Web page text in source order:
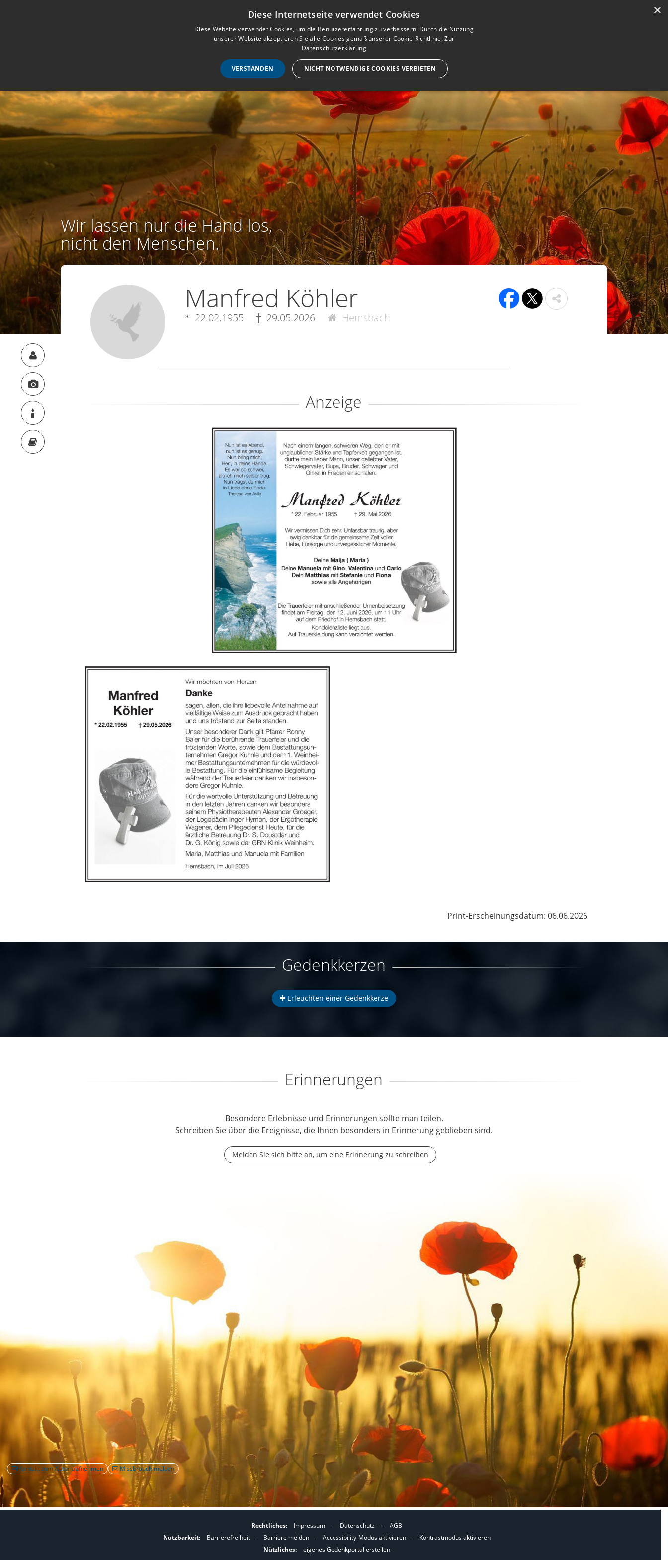
Musterbuch für Traueranzeigen
STARTSEITE HILFE IM TRAUERFALL
Wir lassen nur die Hand los,
nicht den Menschen.
Manfred Köhler
22.02.1955 29.05.2026 Hemsbach
Anzeige
Print-Erscheinungsdatum: 06.06.2026
Gedenkkerzen
Erleuchten einer Gedenkkerze
Erinnerungen
Besondere Erlebnisse und Erinnerungen sollte man teilen.
Schreiben Sie über die Ereignisse, die Ihnen besonders in Erinnerung geblieben sind.
Melden Sie sich bitte an, um eine Erinnerung zu schreiben
Kontakt zum Autor aufnehmen Missbrauch melden
Rechtliches: Impressum - Datenschutz -
AGB
Nutzbarkeit:
Barrierefreiheit - Barriere melden -
I
m
Accessibility-Modus aktivieren -
IKontrastmodus aktivieren
Nützliches:
eigenes Gedenkportal erstellen
×
Diese Internetseite verwendet Cookies
Diese Website verwendet Cookies, um die Benutzererfahrung zu verbessern. Durch die Nutzung
unserer Website akzeptieren Sie alle Cookies gemäß unserer Cookie-Richtlinie.Zur
Datenschutzerklärung
VERSTANDEN NICHT NOTWENDIGE COOKIES VERBIETEN